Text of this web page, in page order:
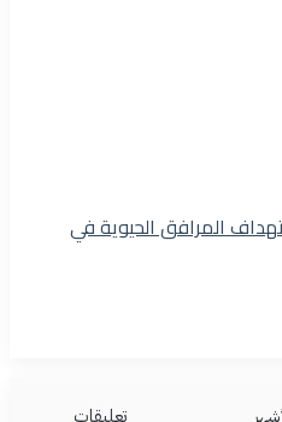
المرافق الحيوية في
تعليقات